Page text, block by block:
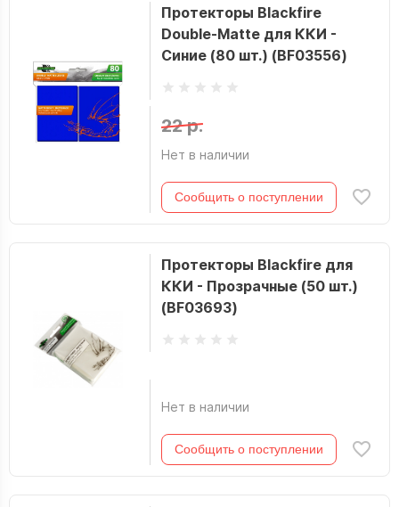
Протекторы Blackfire
Double-Matte для ККИ -
Синие (80 шт.) (BF03556)
22 р.
Нет в наличии
Сообщить о поступлении
Протекторы Blackfire для
ККИ - Прозрачные (50 шт.)
(BF03693)
Нет в наличии
Сообщить о поступлении